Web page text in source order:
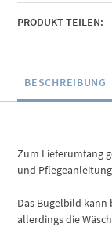
PRODUKT TEILEN:
BESCHREIBUNG
Zum Lieferumfang
und
Das Bügelbild kann
allerdings die